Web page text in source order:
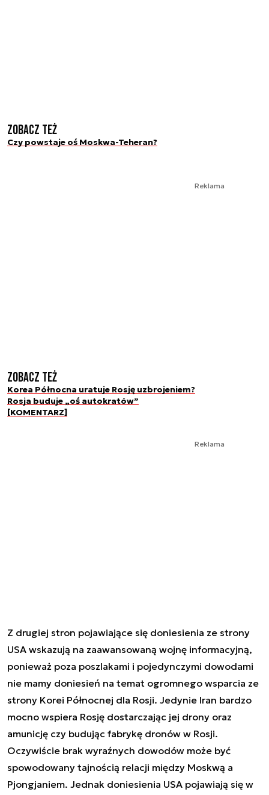
Zobacz też
Czy powstaje oś Moskwa-Teheran?
Reklama
Zobacz też
Korea Północna uratuje Rosję uzbrojeniem?
Rosja buduje „oś autokratów”
[KOMENTARZ]
Reklama
Z drugiej stron pojawiające się doniesienia ze strony
USA wskazują na zaawansowaną wojnę informacyjną,
ponieważ poza poszlakami i pojedynczymi dowodami
nie mamy doniesień na temat ogromnego wsparcia ze
strony Korei Północnej dla Rosji. Jedynie Iran bardzo
mocno wspiera Rosję dostarczając jej drony oraz
amunicję czy budując fabrykę dronów w Rosji.
Oczywiście brak wyraźnych dowodów może być
spowodowany tajnością relacji między Moskwą a
Pjongjaniem. Jednak doniesienia USA pojawiają się w